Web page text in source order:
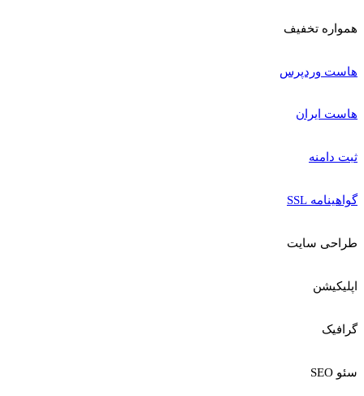
همواره تخفیف
هاست وردپرس
هاست ایران
ثبت دامنه
گواهینامه SSL
طراحی سایت
اپلیکیشن
گرافیک
سئو SEO